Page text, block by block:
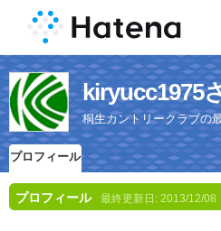
kiryucc1975
桐生カントリークラブの
プロフィール
プロフィール 最終更新日: 2013/12/08